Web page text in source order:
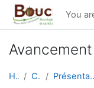
Skip to main content
You
Home Courses